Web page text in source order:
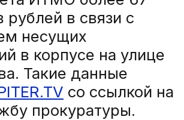
рублей в связи с
несущих
в корпусе на улице
Такие данные
со ссылкой на
прокуратуры.